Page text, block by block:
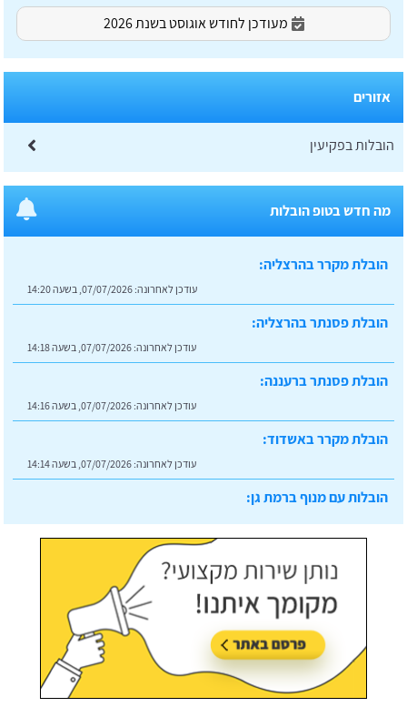
מעודכן לחודש אוגוסט בשנת 2026
אזורים
הובלות בפקיעין
מה חדש בטופ הובלות
הובלת מקרר בהרצליה:
הובלת פסנתר בהרצליה:
עודכן לאחרונה:07/07/2026, בשעה 14:18
הובלת פסנתר ברעננה:
עודכן לאחרונה: 07/07/2026, בשעה 14:16
הובלת מקרר באשדוד:
עודכן לאחרונה: 07/07/2026, בשעה 14:14
הובלות עם מנוף ברמת גן:
עודכן לאחרונה: 07/07/2026, בשעה 14:23